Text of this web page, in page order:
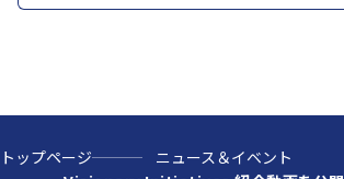
トップページ
ニュース＆イベント